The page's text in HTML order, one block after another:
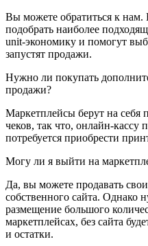
Вы можете обратиться к
подобрать наиболее
unit-экономику и помогут
запустят продажи.
Нужно ли покупать
продажи?
Маркетплейсы берут на себя
чеков, так что, онлайн-кассу
потребуется приобрести
Могу ли я выйти на
Да, вы можете продавать
собственного сайта. Однако
размещение большого
маркетплейсах, без сайта
и остатки.